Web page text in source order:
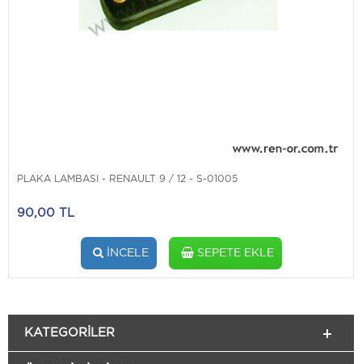
PLAKA LAMBASI - RENAULT 9 / 12 - S-01005
90,00 TL
İNCELE SEPETE EKLE
KATEGORILER